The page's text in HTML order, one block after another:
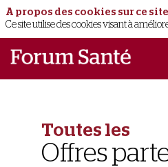
Toutes les
Offres
A propos des cookies sur ce site
Ce site utilise des cookies visant à